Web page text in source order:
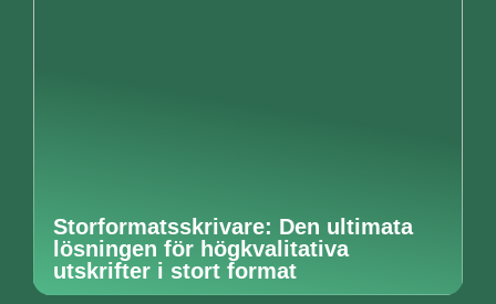
Storformatsskrivare: Den ultimata
lösningen för högkvalitativa
utskrifter i stort format